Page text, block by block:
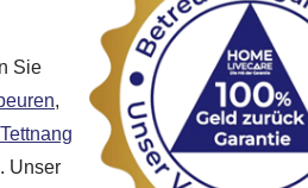
Sie
,
Tettnang
Unser